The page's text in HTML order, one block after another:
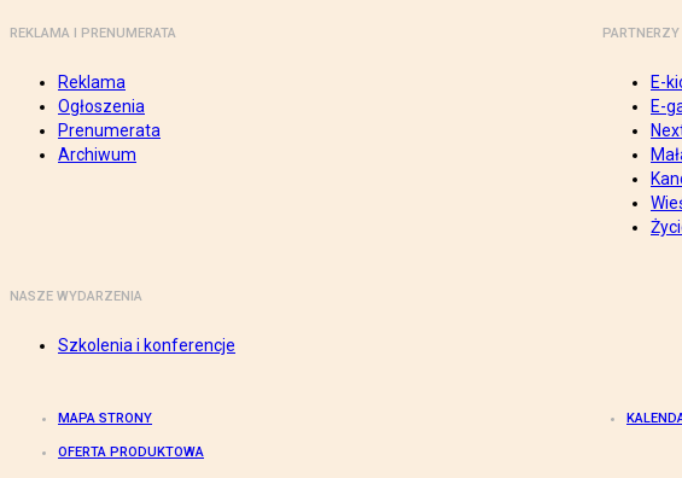
REKLAMA I PRENUMERATA
Reklama
Ogłoszenia
Prenumerata
Archiwum
PARTNERZY
E-
E-
NASZE WYDARZENIA
Szkolenia i konferencje
MAPA STRONY
OFERTA PRODUKTOWA